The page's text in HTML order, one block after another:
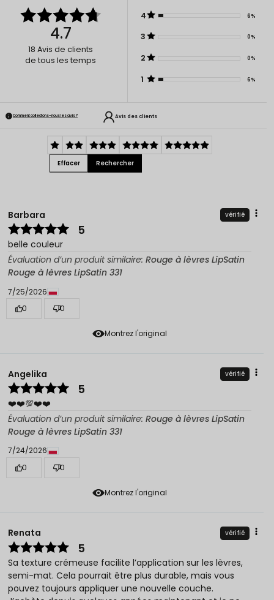
4.7
18 Avis de clients
de tous les temps
4 6%
3 0%
2 0%
1 6%
Comment collectons-nous les avis ? Avis des clients
Effacer Rechercher
Montrez l'original
Barbara vérifié
5
belle couleur
Évaluation d’un produit similaire: Rouge à lèvres LipSatin
Rouge à lèvres LipSatin 331
7/25/2026
0
0
Montrez l'original
Angelika vérifié
5
❤️❤️💯❤️❤️
Évaluation d’un produit similaire: Rouge à lèvres LipSatin
Rouge à lèvres LipSatin 331
7/24/2026
0
0
Renata vérifié
5
Sa texture crémeuse facilite l’application sur les lèvres,
semi-mat. Cela pourrait être plus durable, mais vous
pouvez toujours appliquer une nouvelle couche.